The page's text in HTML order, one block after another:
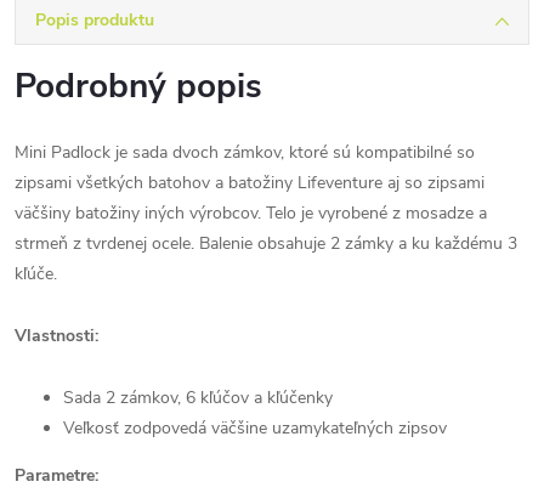
Popis produktu
Podrobný popis
Mini Padlock je sada dvoch zámkov, ktoré sú kompatibilné so
zipsami všetkých batohov a batožiny Lifeventure aj so zipsami
väčšiny batožiny iných výrobcov. Telo je vyrobené z mosadze a
strmeň z tvrdenej ocele. Balenie obsahuje 2 zámky a ku každému 3
kľúče.
Vlastnosti:
Sada 2 zámkov, 6 kľúčov a kľúčenky
Veľkosť zodpovedá väčšine uzamykateľných zipsov
Parametre: